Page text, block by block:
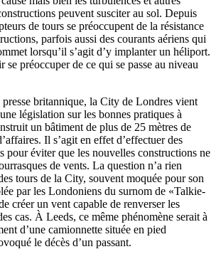
peuvent susciter au sol. Depuis
de tours se préoccupent de la résistance
parfois aussi des courants aériens qui
lorsqu’il s’agit d’y implanter un héliport.
préoccuper de ce qui se passe au niveau
britannique, la City de Londres vient
législation sur les bonnes pratiques à
un bâtiment de plus de 25 mètres de
Il s’agit en effet d’effectuer des
pour éviter que les nouvelles constructions ne
de vents. La question n’a rien
tours de la City, souvent moquée pour son
par les Londoniens du surnom de «Talkie-
créer un vent capable de renverser les
cas. À Leeds, ce même phénomène serait à
d’une camionnette située en pied
le décès d’un passant.